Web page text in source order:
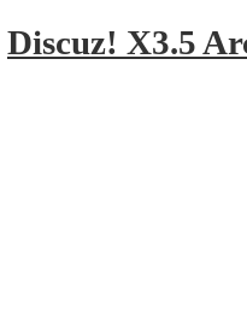
Discuz! X3.5